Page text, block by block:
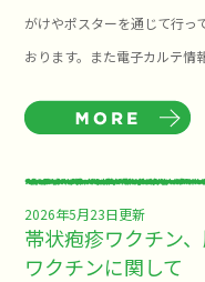
がけやポスターを通じて行っ
おります。また電子カルテ情
2026年5月23日更新
帯状疱疹ワクチン
ワクチンに関して